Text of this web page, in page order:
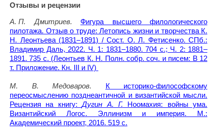
Отзывы и рецензии
А. П. Дмитриев. Фигура высшего филологического
пилотажа. Отзыв о труде: Летопись жизни и творчества К.
Н. Леонтьева (1831–1891) / Сост. О. Л. Фетисенко. СПб.:
Владимир Даль, 2022. Ч. 1: 1831–1880. 704 с.; Ч. 2: 1881–
1891. 735 с. (Леонтьев К. Н. Полн. собр. соч. и писем: В 12
т. Приложение. Кн. III и IV)
М. В. Медоваров. К историко-философскому
переосмыслению позднеантичной и византийской мысли.
Рецензия на книгу:Дугин А. Г. Ноомахия: войны ума.
Византийский Логос. Эллинизм и империя. М.:
Академический проект, 2016. 519 с.